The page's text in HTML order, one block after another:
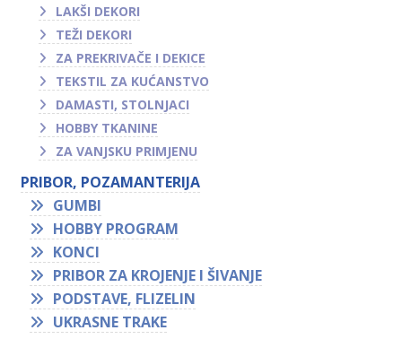
LAKŠI DEKORI
TEŽI DEKORI
ZA PREKRIVAČE I DEKICE
TEKSTIL ZA KUĆANSTVO
DAMASTI, STOLNJACI
HOBBY TKANINE
ZA VANJSKU PRIMJENU
PRIBOR, POZAMANTERIJA
GUMBI
HOBBY PROGRAM
KONCI
PRIBOR ZA KROJENJE I ŠIVANJE
PODSTAVE, FLIZELIN
UKRASNE TRAKE